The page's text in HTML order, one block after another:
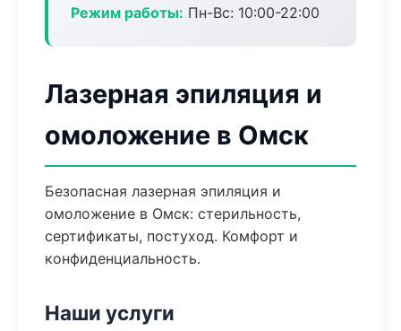
Режим работы: Пн-Вс: 10:00-22:00
Лазерная эпиляция и
омоложение в Омск
Безопасная лазерная эпиляция и
омоложение в Омск: стерильность,
сертификаты, постуход. Комфорт и
конфиденциальность.
Наши услуги